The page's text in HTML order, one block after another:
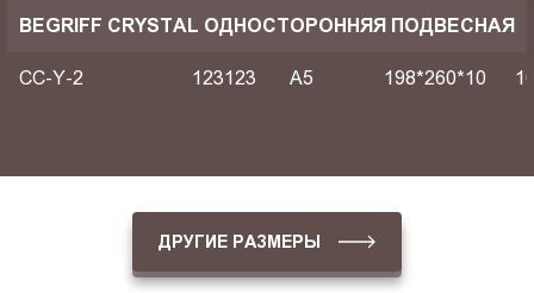
BEGRIFF CRYSTAL ОДНОСТОРОННЯЯ ПОДВЕСНАЯ
CC-Y-2 123123 A5 198*260*10
ДРУГИЕ РАЗМЕРЫ